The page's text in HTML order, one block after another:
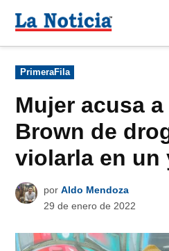
Para mantenerte informado
contenido
Publicado
en
PrimeraFila
Mujer acusa
Brown de
violarla en un
por Aldo Mendoza
29 de enero de 2022